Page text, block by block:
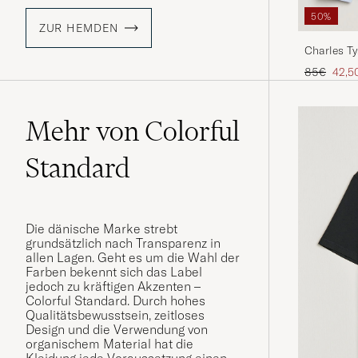
ZUR HEMDEN
50%
Charles
Blue
Regulärer
85€
Mehr von Colorful
Standard
Die dänische Marke strebt
grundsätzlich nach Transparenz in
allen Lagen. Geht es um die Wahl der
Farben bekennt sich das Label
jedoch zu kräftigen Akzenten –
Colorful Standard. Durch hohes
Qualitätsbewusstsein, zeitloses
Design und die Verwendung von
organischem Material hat die